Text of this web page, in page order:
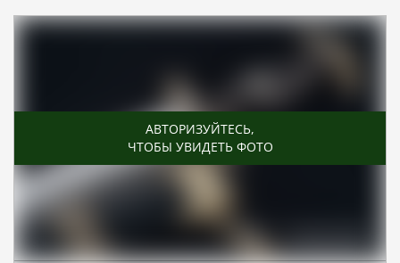
АВТОРИЗУЙТЕСЬ,
ЧТОБЫ УВИДЕТЬ ФОТО